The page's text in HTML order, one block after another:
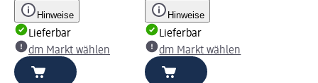
Hinweise
Lieferbar
dm Markt wählen
Hinweise
Lieferbar
dm Markt wählen